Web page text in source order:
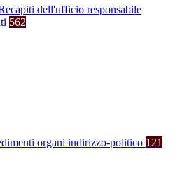
dell'ufficio responsabile
562
organi indirizzo-politico 121